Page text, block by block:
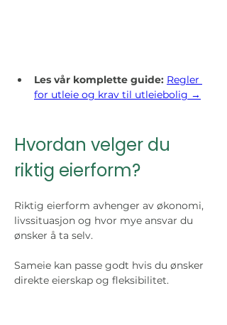
Les vår komplette guide: Regler
for utleie og krav til utleiebolig →
Hvordan velger du
riktig eierform?
Riktig eierform avhenger av økonomi,
livssituasjon og hvor mye ansvar du
ønsker å ta selv.
Sameie kan passe godt hvis du ønsker
direkte eierskap og fleksibilitet.